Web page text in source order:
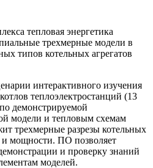
тепловая энергетика
трехмерные модели в
типов котельных агрегатов
интерактивного изучения
теплоэлектростанций (13
демонстрируемой
модели и тепловым схемам
трехмерные разрезы котельных
и мощности. ПО позволяет
и проверку знаний
моделей.